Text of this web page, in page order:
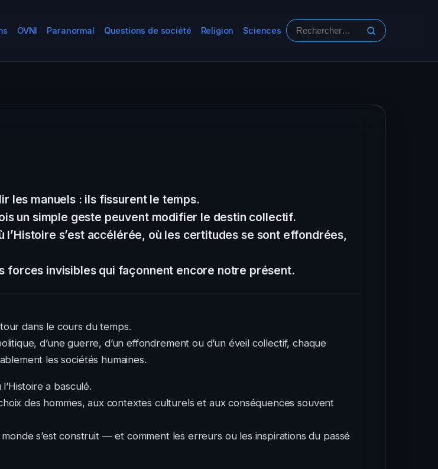
OVNI Paranormal Questions de société Religion Sciences
Rechercher :
les manuels : ils fissurent le temps.
un simple geste peuvent modifier le destin collectif.
s’est accélérée, où les certitudes se sont effondrées,
forces invisibles qui façonnent encore notre présent.
dans le cours du temps.
d’une guerre, d’un effondrement ou d’un éveil collectif, chaque
les sociétés humaines.
a basculé.
des hommes, aux contextes culturels et aux conséquences souvent
s’est construit — et comment les erreurs ou les inspirations du passé